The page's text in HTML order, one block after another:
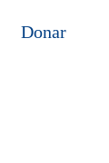
Donar